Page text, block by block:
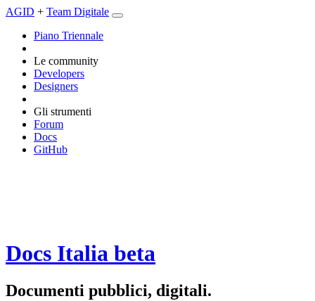
AGID + Team Digitale
Piano Triennale
Le community
Developers
Designers
Gli strumenti
Forum
Docs
GitHub
Docs Italia beta
Documenti pubblici, digitali.